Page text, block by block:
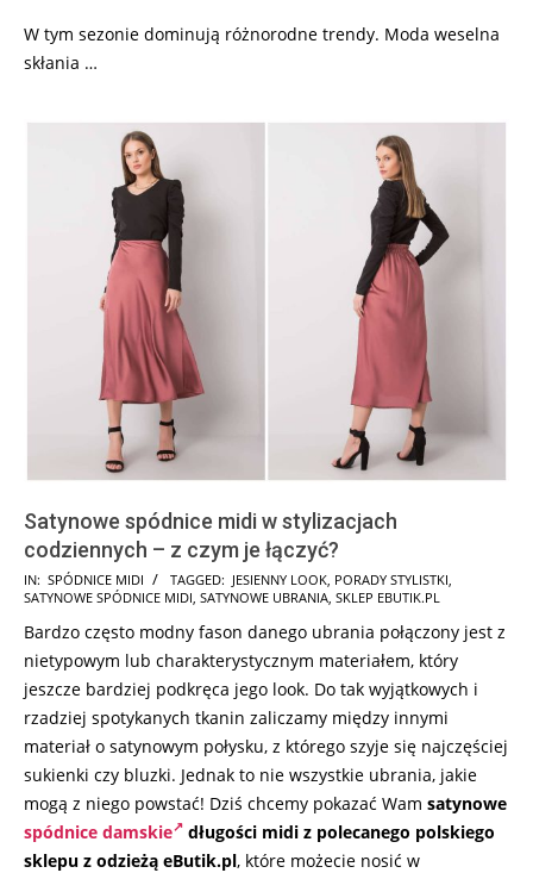
W tym sezonie dominują różnorodne trendy. Moda weselna
skłania …
Satynowe spódnice midi w stylizacjach
codziennych – z czym je łączyć?
2026-
07-
31
IN: SPÓDNICE MIDI TAGGED: JESIENNY LOOK PORADY STYLISTKI
SATYNOWE SPÓDNICE MIDI SATYNOWE UBRANIA SKLEP EBUTIK.PL
Bardzo często modny fason danego ubrania połączony jest z
nietypowym lub charakterystycznym materiałem, który
jeszcze bardziej podkręca jego look. Do tak wyjątkowych i
rzadziej spotykanych tkanin zaliczamy między innymi
materiał o satynowym połysku, z którego szyje się najczęściej
sukienki czy bluzki. Jednak to nie wszystkie ubrania, jakie
mogą z niego powstać! Dziś chcemy pokazać Wam satynowe
spódnice damskie
długości midi z polecanego polskiego
sklepu z odzieżą eButik.pl, które możecie nosić w